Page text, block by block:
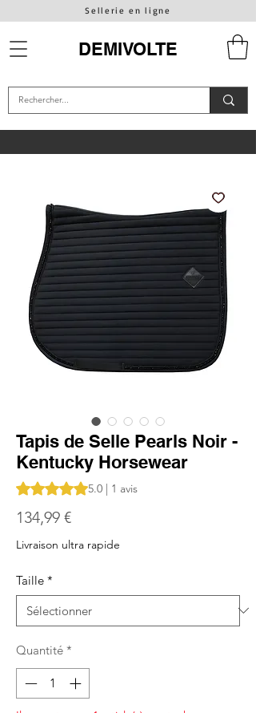
Sellerie en ligne
DEMIVOLTE
Tapis de Selle Pearls Noir -
Kentucky Horsewear
La note est de 5.0 sur cinq étoiles selon 1
5.0 | 1 avis
134,99 €Prix
Livraison ultra rapide
Taille *
Quantité *